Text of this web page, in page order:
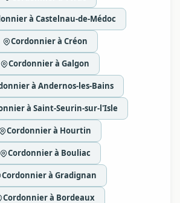
à Castelnau-de-Médoc
Cordonnier à Créon
Cordonnier à Galgon
à Andernos-les-Bains
à Saint-Seurin-sur-l'Isle
Cordonnier à Hourtin
Cordonnier à Bouliac
Cordonnier à Gradignan
Cordonnier à Bordeaux